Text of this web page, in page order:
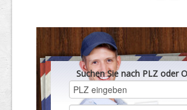
Suchen Sie nach PLZ oder